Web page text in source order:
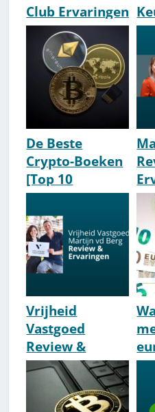
Club Ervaringen
& Review [Boef
& Vasco Rouw]
De Beste
Crypto-Boeken
[Top 10
Aanraders]
[2026 Update]
Vrijheid
Vastgoed
Review &
Ervaringen: Is
Martijn vd Berg
Oké? [2026]